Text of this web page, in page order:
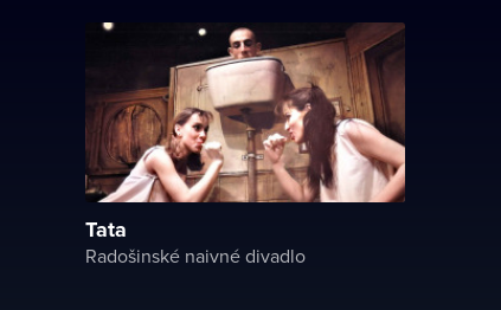
Tata
Radošinské naivné divadlo